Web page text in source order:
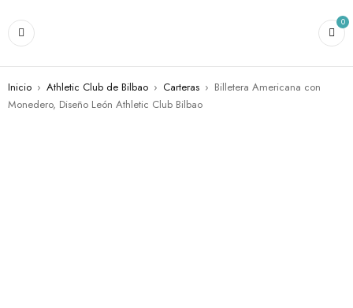
0
Inicio › Athletic Club de Bilbao › Carteras › Billetera Americana con
Monedero, Diseño León Athletic Club Bilbao